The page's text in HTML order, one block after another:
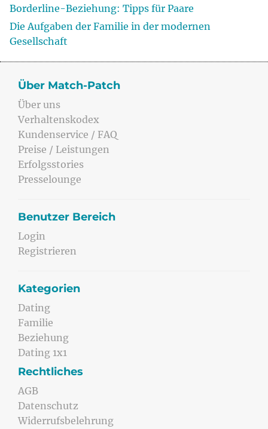
Borderline-Beziehung: Tipps für Paare
Die Aufgaben der Familie in der modernen
Gesellschaft
Über Match-Patch
Über uns
Verhaltenskodex
Kundenservice / FAQ
Preise / Leistungen
Erfolgsstories
Presselounge
Benutzer Bereich
Login
Registrieren
Kategorien
Dating
Familie
Beziehung
Dating 1x1
Rechtliches
AGB
Datenschutz
Widerrufsbelehrung